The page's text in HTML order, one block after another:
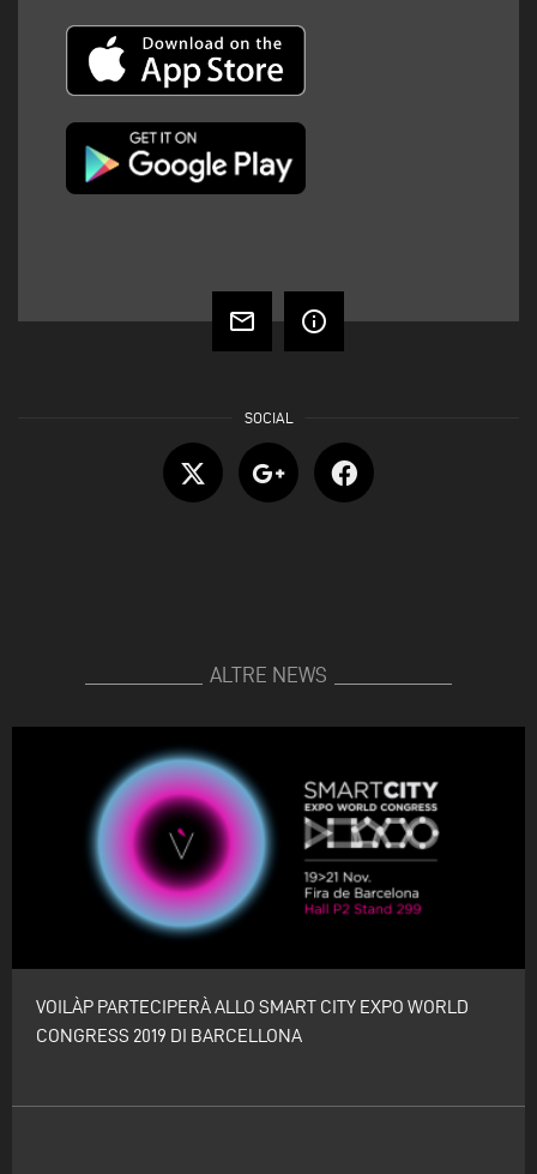
mail_outline info_outline
ALTRE NEWS
VOILÀP PARTECIPERÀ ALLO SMART CITY EXPO WORLD
CONGRESS 2019 DI BARCELLONA